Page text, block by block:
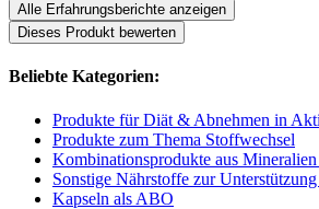
Alle Erfahrungsberichte anzeigen
Dieses Produkt bewerten
Beliebte Kategorien:
Produkte für Diät & Abnehmen in
Produkte zum Thema Stoffwechsel
Kombinationsprodukte aus
Sonstige Nährstoffe zur
Kapseln als ABO